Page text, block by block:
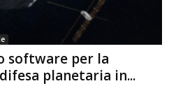
software per la
planetaria in...